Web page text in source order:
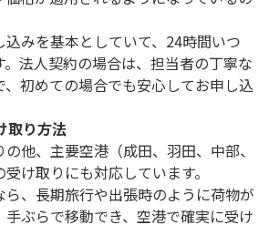
みを基本としていて、24時間いつ
法人契約の場合は、担当者の丁寧な
初めての場合でも安心してお申し込
取り方法
他、主要空港（成田、羽田、中部、
け取りにも対応しています。
、長期旅行や出張時のように荷物が
ぶらで移動でき、空港で確実に受け